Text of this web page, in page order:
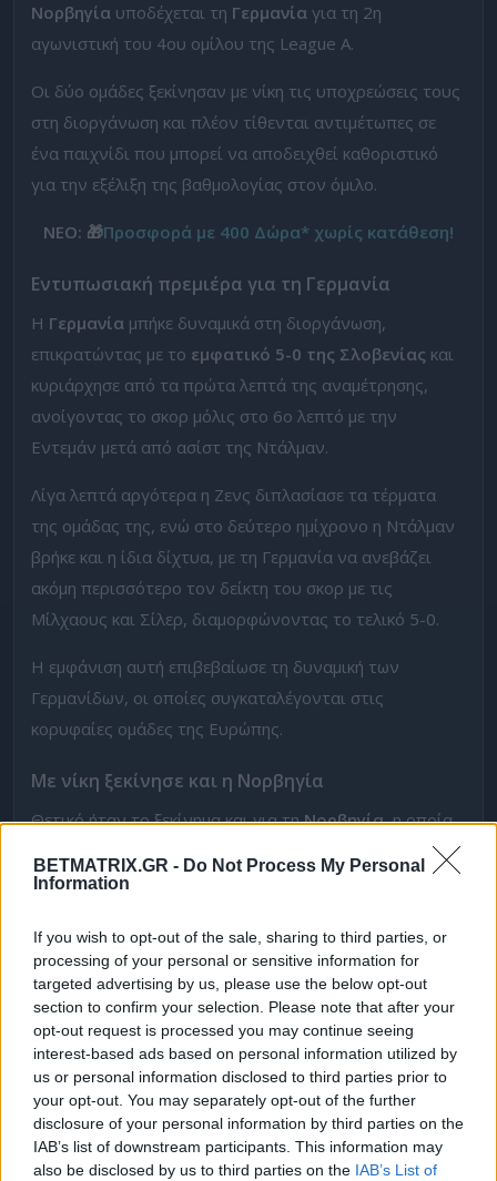
BETMATRIX.GR - Do Not Process My Personal
Information
If you wish to opt-out of the sale, sharing to third parties, or
processing of your personal or sensitive information for
targeted advertising by us, please use the below opt-out
section to confirm your selection. Please note that after your
opt-out request is processed you may continue seeing
interest-based ads based on personal information utilized by
us or personal information disclosed to third parties prior to
your opt-out. You may separately opt-out of the further
disclosure of your personal information by third parties on the
IAB’s list of downstream participants. This information may
also be disclosed by us to third parties on the IAB’s List of
Νορβηγία υποδέχεται τη Γερμανία για τη 2η
αγωνιστική του 4ου ομίλου της League A.
Οι δύο ομάδες ξεκίνησαν με νίκη τις υποχρεώσεις τους
στη διοργάνωση και πλέον τίθενται αντιμέτωπες σε
ένα παιχνίδι που μπορεί να αποδειχθεί καθοριστικό
για την εξέλιξη της βαθμολογίας στον όμιλο.
ΝΕΟ: 🎁Προσφορά με 400 Δώρα* χωρίς κατάθεση!
Εντυπωσιακή πρεμιέρα για τη Γερμανία
Η Γερμανία μπήκε δυναμικά στη διοργάνωση,
επικρατώντας με το εμφατικό 5-0 της Σλοβενίας και
κυριάρχησε από τα πρώτα λεπτά της αναμέτρησης,
ανοίγοντας το σκορ μόλις στο 6ο λεπτό με την
Εντεμάν μετά από ασίστ της Ντάλμαν.
Λίγα λεπτά αργότερα η Ζενς διπλασίασε τα τέρματα
της ομάδας της, ενώ στο δεύτερο ημίχρονο η Ντάλμαν
βρήκε και η ίδια δίχτυα, με τη Γερμανία να ανεβάζει
ακόμη περισσότερο τον δείκτη του σκορ με τις
Μίλχαους και Σίλερ, διαμορφώνοντας το τελικό 5-0.
Η εμφάνιση αυτή επιβεβαίωσε τη δυναμική των
Γερμανίδων, οι οποίες συγκαταλέγονται στις
κορυφαίες ομάδες της Ευρώπης.
Με νίκη ξεκίνησε και η Νορβηγία
Θετικό ήταν το ξεκίνημα και για τηΝορβηγία, η οποία
μοναδικό γκολ της αναμέτρησης σημείωσε η Νάαλσουντ
χαρίζοντας στην ομάδα της ένα πολύτιμο «διπλό»
στην πρεμιέρα της διοργάνωσης.
Η Νορβηγία κατάφερε να πάρει τη νίκη σε ένα
ισορροπημένο παιχνίδι, δείχνοντας πως διαθέτει την
ποιότητα να διεκδικήσει την πρωτιά στον όμιλο.
Κομβικό παιχνίδι για τη συνέχεια
Με τις δύο ομάδες να έχουν ξεκινήσει με νίκη, η μεταξύ